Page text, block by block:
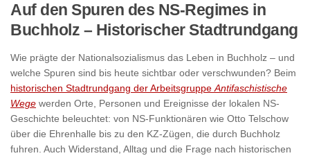
Auf den Spuren des NS-Regimes in
Buchholz – Historischer Stadtrundgang
Wie prägte der Nationalsozialismus das Leben in Buchholz – und
welche Spuren sind bis heute sichtbar oder verschwunden? Beim
historischen Stadtrundgang der ArbeitsgruppeAntifaschistische
Wege werden Orte, Personen und Ereignisse der lokalen NS-
Geschichte beleuchtet: von NS-Funktionären wie Otto Telschow
über die Ehrenhalle bis zu den KZ-Zügen, die durch Buchholz
fuhren. Auch Widerstand, Alltag und die Frage nach historischen